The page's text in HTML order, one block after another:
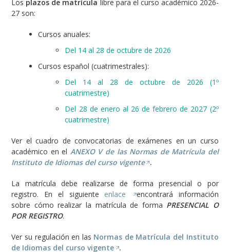
Los plazos de matrícula libre para el curso académico 2026-
27 son:
Cursos anuales:
Del 14 al 28 de octubre de 2026
Cursos español (cuatrimestrales):
Del 14 al 28 de octubre de 2026 (1º
cuatrimestre)
Del 28 de enero al 26 de febrero de 2027 (2º
cuatrimestre)
Ver el cuadro de convocatorias de exámenes en un curso
académico en el ANEXO V de las Normas de Matrícula del
Instituto de Idiomas del curso vigente .
La matrícula debe realizarse de forma presencial o por
registro. En el siguiente enlace
encontrará información
sobre cómo realizar la matrícula de forma PRESENCIAL O
POR REGISTRO.
Ver su regulación en las Normas de Matrícula del Instituto
de Idiomas del curso vigente .